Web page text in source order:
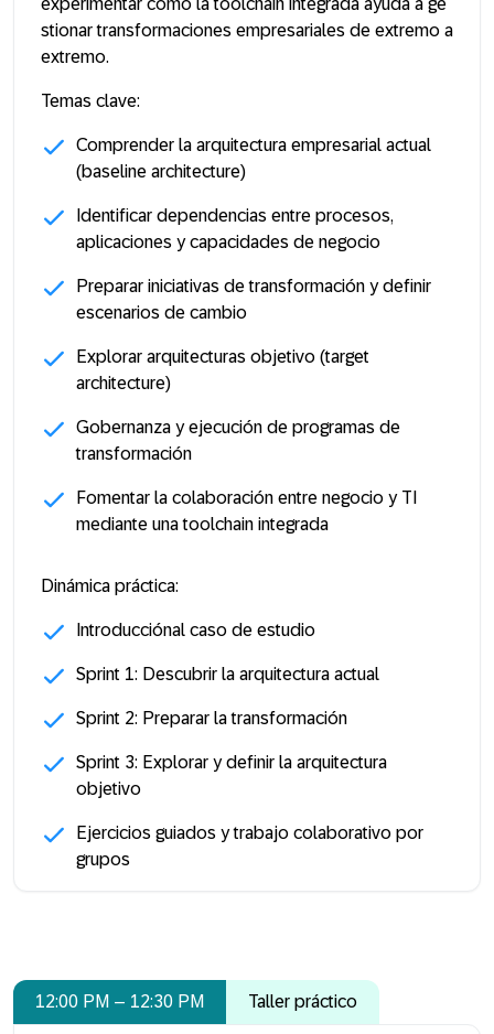
stionar transformaciones empresariales de extremo a
extremo.
Temas clave:
Comprender la arquitectura empresarial actual
(baseline architecture)
Identificar dependencias entre procesos,
aplicaciones y capacidades de negocio
Preparar iniciativas de transformación y definir
escenarios de cambio
Explorar arquitecturas objetivo (target
architecture)
Gobernanza y ejecución de programas de
transformación
Fomentar la colaboración entre negocio y TI
mediante una toolchain integrada
Dinámica práctica:
Introducciónal caso de estudio
Sprint 1: Descubrir la arquitectura actual
Sprint 2: Preparar la transformación
Sprint 3: Explorar y definir la arquitectura
objetivo
Ejercicios guiados y trabajo colaborativo por
grupos
12:00 PM – 12:30 PM Taller práctico